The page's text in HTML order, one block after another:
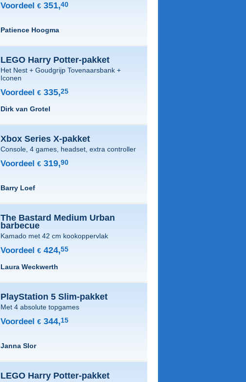
Voordeel € 351,40
Patience Hoogma
LEGO Harry Potter-pakket
Het Nest + Goudgrijp Tovenaarsbank +
Iconen
Voordeel € 335,25
Dirk van Grotel
Xbox Series X-pakket
Console, 4 games, headset, extra controller
Voordeel € 319,90
Barry Loef
The Bastard Medium Urban
barbecue
Kamado met 42 cm kookoppervlak
Voordeel € 424,55
Laura Weckwerth
PlayStation 5 Slim-pakket
Met 4 absolute topgames
Voordeel € 344,15
Janna Slor
LEGO Harry Potter-pakket